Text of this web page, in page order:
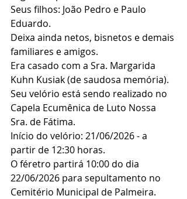
Seus filhos: João Pedro e Paulo
Eduardo.
Deixa ainda netos, bisnetos e demais
familiares e amigos.
Era casado com a Sra. Margarida
Kuhn Kusiak (de saudosa memória).
Seu velório está sendo realizado no
Capela Ecumênica de Luto Nossa
Sra. de Fátima.
Início do velório: 21/06/2026 - a
partir de 12:30 horas.
O féretro partirá 10:00 do dia
22/06/2026 para sepultamento no
Cemitério Municipal de Palmeira.